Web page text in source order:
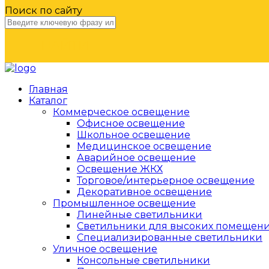
Поиск по сайту
Главная
Каталог
Коммерческое освещение
Офисное освещение
Школьное освещение
Медицинское освещение
Аварийное освещение
Освещение ЖКХ
Торговое/интерьерное освещение
Декоративное освещение
Промышленное освещение
Линейные светильники
Светильники для высоких
Специализированные светильники
Уличное освещение
Консольные светильники